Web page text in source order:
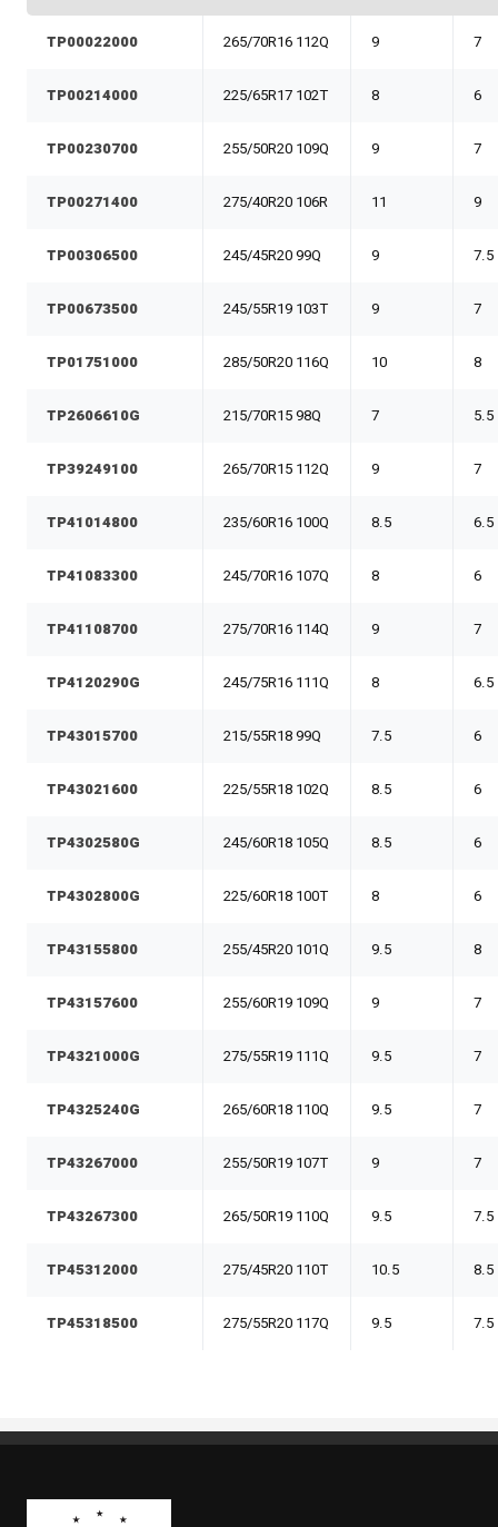
TP00022000 265/70R16 112Q 9 7
TP00214000 225/65R17 102T 8 6
TP00230700 255/50R20 109Q 9 7
TP00271400 275/40R20 106R 11 9
TP00306500 245/45R20 99Q 9 7.5
TP00673500 245/55R19 103T 9 7
TP01751000 285/50R20 116Q 10 8
TP2606610G 215/70R15 98Q 7 5.5
TP39249100 265/70R15 112Q 9 7
TP41014800 235/60R16 100Q 8.5 6.5
TP41083300 245/70R16 107Q 8 6
TP41108700 275/70R16 114Q 9 7
TP4120290G 245/75R16 111Q 8 6.5
TP43015700 215/55R18 99Q 7.5 6
TP43021600 225/55R18 102Q 8.5 6
TP4302580G 245/60R18 105Q 8.5 6
TP4302800G 225/60R18 100T 8 6
TP43155800 255/45R20 101Q 9.5 8
TP43157600 255/60R19 109Q 9 7
TP4321000G 275/55R19 111Q 9.5 7
TP4325240G 265/60R18 110Q 9.5 7
TP43267000 255/50R19 107T 9 7
TP43267300 265/50R19 110Q 9.5 7.5
TP45312000 275/45R20 110T 10.5 8.5
TP45318500 275/55R20 117Q 9.5 7.5
Boutique Mags à Rabais